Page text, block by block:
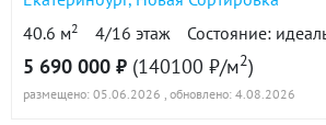
40.6 м2 4/16 этаж Состояние:
5 690 000 ₽ (140100 ₽/м2)
размещено: 05.06.2026 , обновлено: 4.08.2026